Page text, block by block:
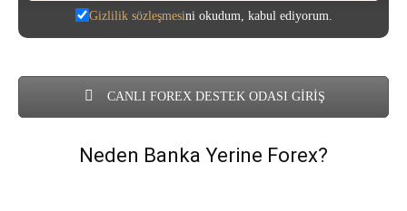
Gizlilik sözleşmesini okudum, kabul ediyorum.
CANLI FOREX DESTEK ODASI GİRİŞ
Neden Banka Yerine Forex?